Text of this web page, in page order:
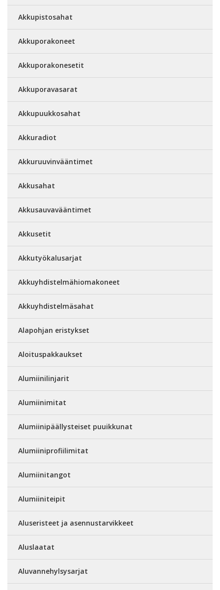
Akkupistosahat
Akkuporakoneet
Akkuporakonesetit
Akkuporavasarat
Akkupuukkosahat
Akkuradiot
Akkuruuvinvääntimet
Akkusahat
Akkusauvavääntimet
Akkusetit
Akkutyökalusarjat
Akkuyhdistelmähiomakoneet
Akkuyhdistelmäsahat
Alapohjan eristykset
Aloituspakkaukset
Alumiinilinjarit
Alumiinimitat
Alumiinipäällysteiset puuikkunat
Alumiiniprofiilimitat
Alumiinitangot
Alumiiniteipit
Aluseristeet ja asennustarvikkeet
Aluslaatat
Aluvannehylsysarjat